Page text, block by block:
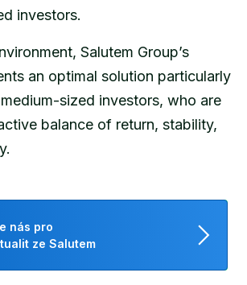
investors.
Salutem Group’s
an optimal solution particularly
sized investors, who are
balance of return, stability,
nás pro
ze Salutem